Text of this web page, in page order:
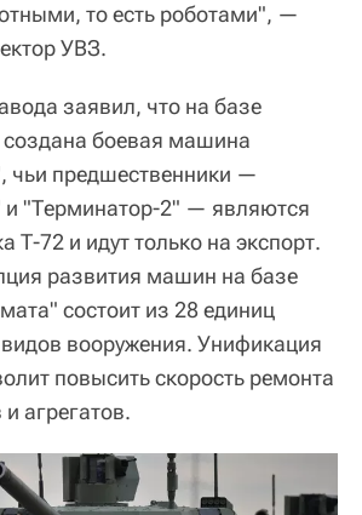
то есть роботами", —
УВЗ.
заявил, что на базе
боевая машина
чьи предшественники —
и "Терминатор-2" — являются
Т-72 и идут только на экспорт.
развития машин на базе
состоит из 28 единиц
вооружения. Унификация
повысить скорость ремонта
агрегатов.